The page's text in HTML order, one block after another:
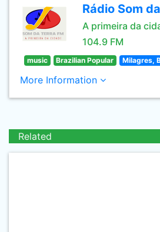
Rádio Som
A primeira da
104.9 FM
music Brazilian Popular Milagres,
More Information
Related